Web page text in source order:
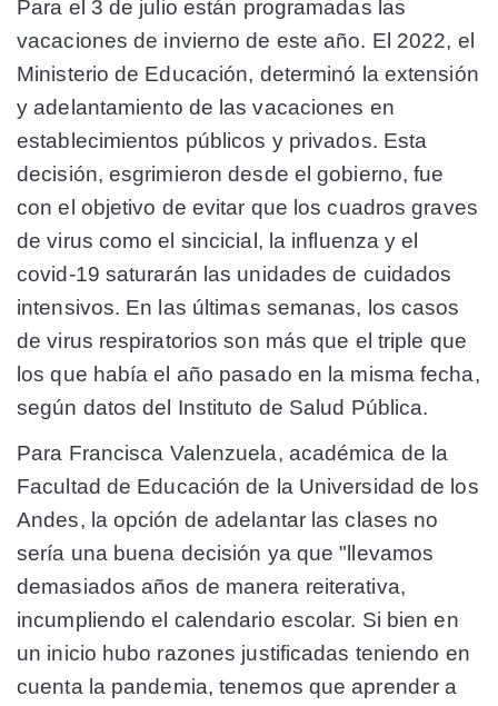
Para el 3 de julio están programadas las
vacaciones de invierno de este año. El 2022, el
Ministerio de Educación, determinó la extensión
y adelantamiento de las vacaciones en
establecimientos públicos y privados. Esta
decisión, esgrimieron desde el gobierno, fue
con el objetivo de evitar que los cuadros graves
de virus como el sincicial, la influenza y el
covid-19 saturarán las unidades de cuidados
intensivos. En las últimas semanas, los casos
de virus respiratorios son más que el triple que
los que había el año pasado en la misma fecha,
según datos del Instituto de Salud Pública.
Para Francisca Valenzuela, académica de la
Facultad de Educación de la Universidad de los
Andes, la opción de adelantar las clases no
sería una buena decisión ya que "llevamos
demasiados años de manera reiterativa,
incumpliendo el calendario escolar. Si bien en
un inicio hubo razones justificadas teniendo en
cuenta la pandemia, tenemos que aprender a